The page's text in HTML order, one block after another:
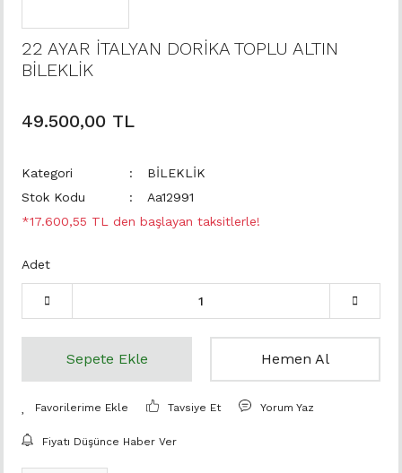
22 AYAR İTALYAN DORİKA TOPLU ALTIN
BİLEKLİK
49.500,00 TL
Kategori
BİLEKLİK
Stok Kodu
Aa12991
*17.600,55 TL den başlayan taksitlerle!
Adet
Sepete Ekle Hemen Al
Tavsiye Et Yorum Yaz
Fiyatı Düşünce Haber Ver